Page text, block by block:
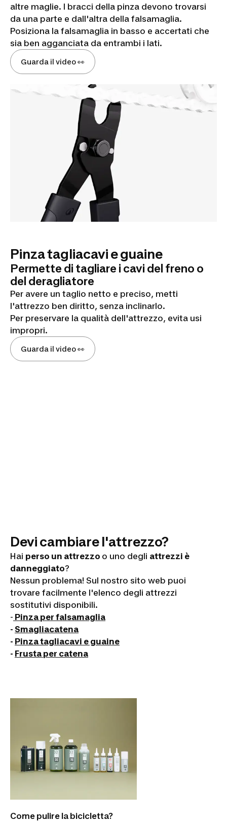
altre maglie. I bracci della pinza devono trovarsi
da una parte e dall'altra della falsamaglia.
Posiziona la falsamaglia in basso e accertati che
sia ben agganciata da entrambi i lati.
Guarda il video 👀
Pinza tagliacavi e guaine
Permette di tagliare i cavi del freno o
del deragliatore
Per avere un taglio netto e preciso, metti
l'attrezzo ben diritto, senza inclinarlo.
Per preservare la qualità dell'attrezzo, evita usi
impropri.
Guarda il video 👀
Devi cambiare l'attrezzo?
Hai perso un attrezzo o uno degli attrezzi è
danneggiato?
Nessun problema! Sul nostro sito web puoi
trovare facilmente l'elenco degli attrezzi
sostitutivi disponibili.
- Pinza per falsamaglia
- Smagliacatena
- Pinza tagliacavi e guaine
- Frusta per catena
Come pulire la bicicletta?